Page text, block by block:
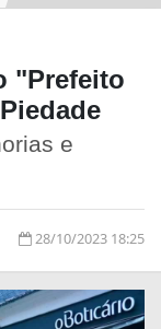
"Prefeito
e
28/10/2023 18:25